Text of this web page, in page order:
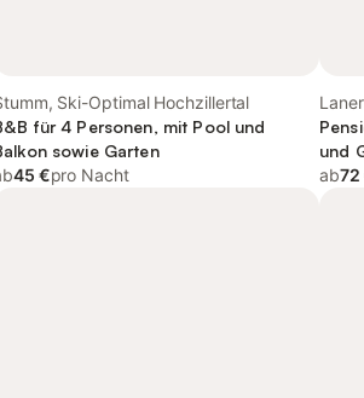
Ski-Optimal Hochzillertal
für 4 Personen, mit Pool und
sowie Garten
45 €pro Nacht
und
ab72